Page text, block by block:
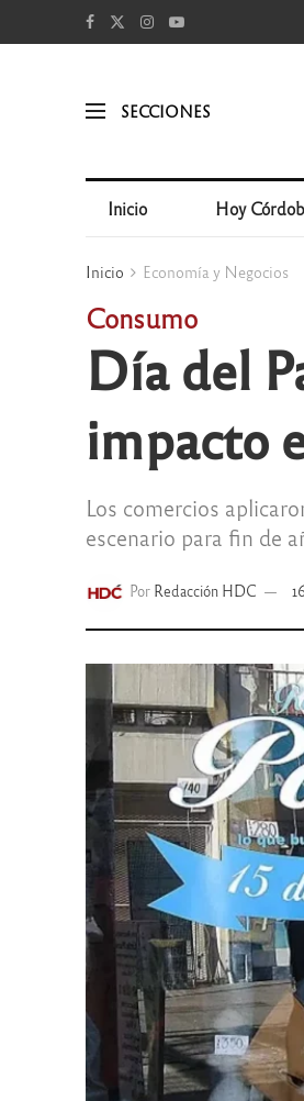
SECCIONES
Inicio Hoy
Inicio Economía y Negocios
Consumo
Día del
impacto
Los comercios
escenario para fin de
Por Redacción HDC